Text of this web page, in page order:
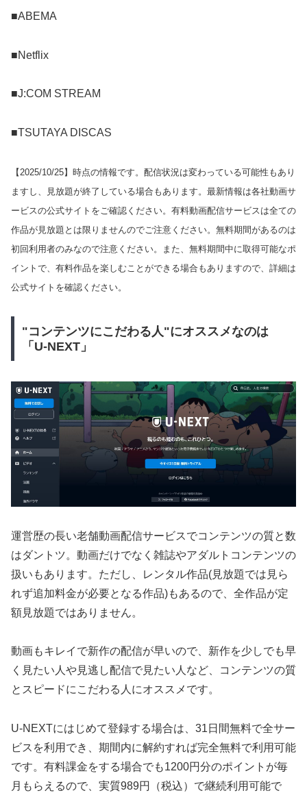
■ABEMA
■Netflix
■J:COM STREAM
■TSUTAYA DISCAS
【 2025/10/25】時点の情報です。配信状況は変わっている可能性もあり
ますし、見放題が終了している場合もあります。最新情報は各社動画サ
ービスの公式サイトをご確認ください。有料動画配信サービスは全ての
作品が見放題とは限りませんのでご注意ください。無料期間があるのは
初回利用者のみなので注意ください。また、無料期間中に取得可能なポ
イントで、有料作品を楽しむことができる場合もありますので、詳細は
公式サイトを確認ください。
"コンテンツにこだわる人"にオススメなのは
「U-NEXT」
運営歴の長い老舗動画配信サービスでコンテンツの質と数
はダントツ。動画だけでなく雑誌やアダルトコンテンツの
扱いもあります。ただし、レンタル作品(見放題では見ら
れず追加料金が必要となる作品)もあるので、全作品が定
額見放題ではありません。
動画もキレイで新作の配信が早いので、新作を少しでも早
く見たい人や見逃し配信で見たい人など、コンテンツの質
とスピードにこだわる人にオススメです。
U-NEXTにはじめて登録する場合は、31日間無料で全サー
ビスを利用でき、期間内に解約すれば完全無料で利用可能
です。有料課金をする場合でも1200円分のポイントが毎
月もらえるので、実質989円（税込）で継続利用可能で